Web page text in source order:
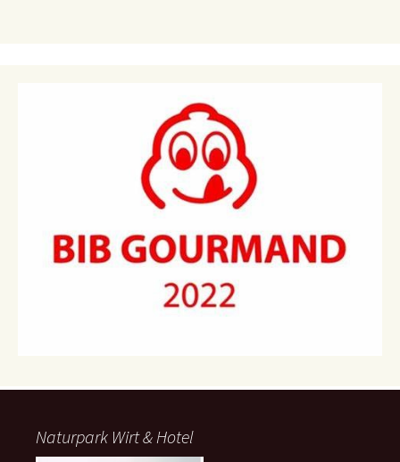
Naturpark Wirt & Hotel